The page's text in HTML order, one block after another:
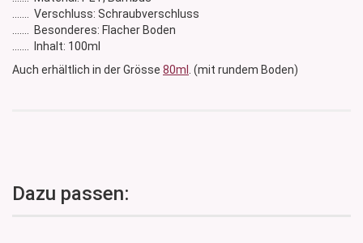
....... Verschluss: Schraubverschluss
....... Besonderes: Flacher Boden
....... Inhalt: 100ml
Auch erhältlich in der Grösse 80ml . (mit rundem Boden)
Dazu passen: